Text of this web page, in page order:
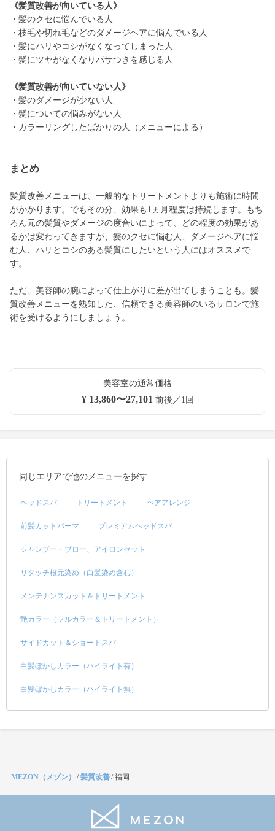
《髪質改善が向いている人》
・髪のクセに悩んでいる人
・枝毛や切れ毛などのダメージヘアに悩んでいる人
・髪にハリやコシがなくなってしまった人
・髪にツヤがなくなりパサつきを感じる人
《髪質改善が向いていない人》
・髪のダメージが少ない人
・髪についての悩みがない人
・カラーリングしたばかりの人（メニューによる）
まとめ
髪質改善メニューは、一般的なトリートメントよりも施術に時間
がかかります。でもその分、効果も1ヵ月程度は持続します。もち
ろん元の髪質やダメージの度合いによって、どの程度の効果があ
るかは変わってきますが、髪のクセに悩む人、ダメージヘアに悩
む人、ハリとコシのある髪質にしたいという人にはオススメで
す。
ただ、美容師の腕によって仕上がりに差が出てしまうことも。髪
質改善メニューを熟知した、信頼できる美容師のいるサロンで施
術を受けるようにしましょう。
美容室の通常価格
¥ 13,860〜27,101 前後／1回
同じエリアで他のメニューを探す
ヘッドスパ トリートメント ヘアアレンジ
前髪カットパーマ プレミアムヘッドスパ
シャンプー・ブロー、アイロンセット
リタッチ根元染め（白髪染め含む）
メンテナンスカット＆トリートメント
艶カラー（フルカラー＆トリートメント）
サイドカット＆ショートスパ
白髪ぼかしカラー（ハイライト有）
白髪ぼかしカラー（ハイライト無）
MEZON（メゾン） /髪質改善/福岡